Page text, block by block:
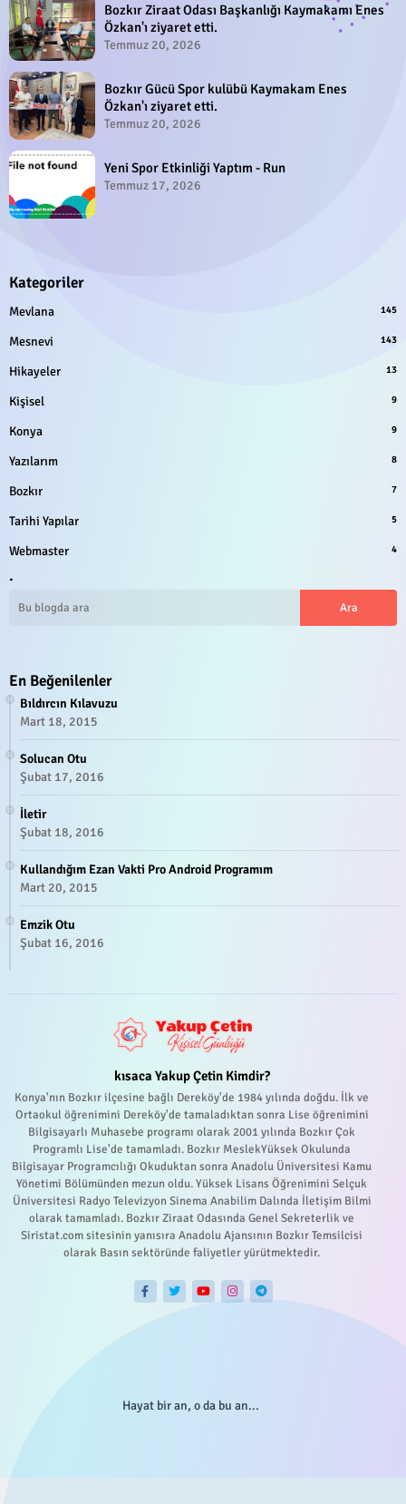
Bozkır Ziraat Odası Başkanlığı Kaymakamı Enes
Özkan'ı ziyaret etti.
Temmuz 20, 2026
Bozkır Gücü Spor kulübü Kaymakam Enes
Özkan'ı ziyaret etti.
Temmuz 20, 2026
Yeni Spor Etkinliği Yaptım - Run
Temmuz 17, 2026
Kategoriler
Mevlana 145
Mesnevi 143
Hikayeler 13
Kişisel 9
Konya 9
Yazılarım 8
Bozkır 7
Tarihi Yapılar 5
Webmaster 4
.
En Beğenilenler
Bıldırcın Kılavuzu
Mart 18, 2015
Solucan Otu
Şubat 17, 2016
İletir
Şubat 18, 2016
Kullandığım Ezan Vakti Pro Android Programım
Mart 20, 2015
Emzik Otu
Şubat 16, 2016
kısaca Yakup Çetin Kimdir?
Konya'nın Bozkır ilçesine bağlı Dereköy'de 1984 yılında doğdu. İlk ve
Ortaokul öğrenimini Dereköy'de tamaladıktan sonra Lise öğrenimini
Bilgisayarlı Muhasebe programı olarak 2001 yılında Bozkır Çok
Programlı Lise'de tamamladı. Bozkır MeslekYüksek Okulunda
Bilgisayar Programcılığı Okuduktan sonra Anadolu Üniversitesi Kamu
Yönetimi Bölümünden mezun oldu. Yüksek Lisans Öğrenimini Selçuk
Üniversitesi Radyo Televizyon Sinema Anabilim Dalında İletişim Bilmi
olarak tamamladı. Bozkır Ziraat Odasında Genel Sekreterlik ve
Siristat.com sitesinin yanısıra Anadolu Ajansının Bozkır Temsilcisi
olarak Basın sektöründe faliyetler yürütmektedir.
Hayat bir an, o da bu an...